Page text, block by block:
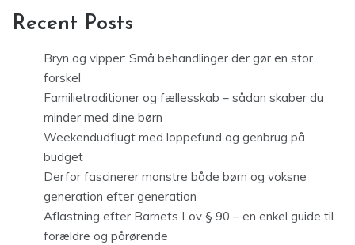
Recent Posts
Bryn og vipper: Små behandlinger der gør en stor
forskel
Familietraditioner og fællesskab – sådan skaber du
minder med dine børn
Weekendudflugt med loppefund og genbrug på
budget
Derfor fascinerer monstre både børn og voksne
generation efter generation
Aflastning efter Barnets Lov § 90 – en enkel guide til
forældre og pårørende